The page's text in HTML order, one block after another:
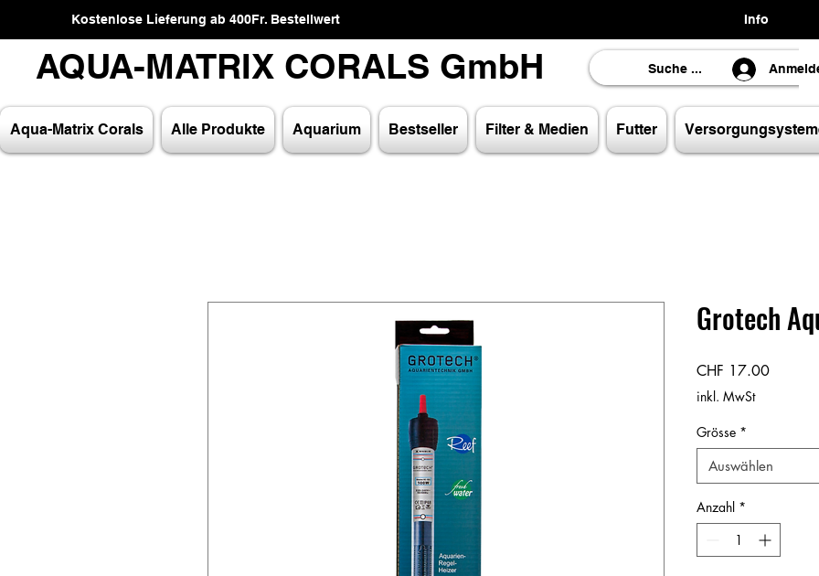
Kostenlose Lieferung ab 400Fr. Bestellwert Info
AQUA-MATRIX CORALS GmbH
AQUA-MATRIX CORALS GmbH
Aqua-Matrix Corals Alle Produkte Aquarium Bestseller Filter & Medien Futter
Grotech
CHF 17.00Preis
inkl. MwSt
Grösse *
Auswählen
Anzahl *